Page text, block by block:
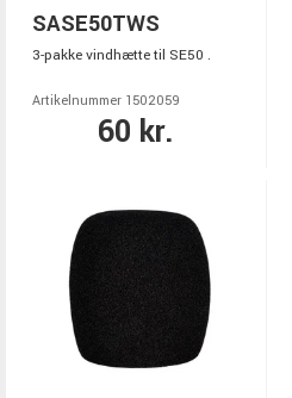
SASE50TWS
3-pakke vindhætte til SE50 .
Artikelnummer 1502059
60 kr.